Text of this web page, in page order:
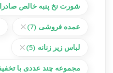
شورت نخ پنبه خالص
عمده فروشی (7)
لباس زیر زنانه (5)
مجموعه چند عددی با